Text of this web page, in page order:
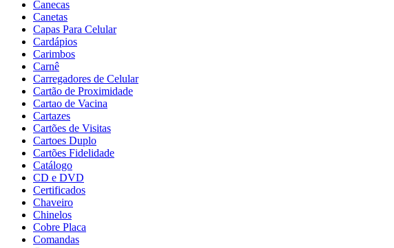
Canecas
Canetas
Capas Para Celular
Cardápios
Carimbos
Carnê
Carregadores de Celular
Cartão de Proximidade
Cartao de Vacina
Cartazes
Cartões de Visitas
Cartoes Duplo
Cartões Fidelidade
Catálogo
CD e DVD
Certificados
Chaveiro
Chinelos
Cobre Placa
Comandas